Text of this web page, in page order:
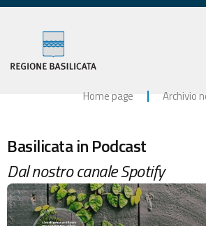
Home page Archivio
Basilicata in Podcast
Dal nostro canale Spotify